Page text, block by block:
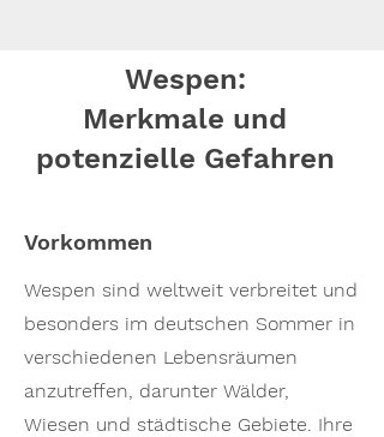
Wespen:
Merkmale und
potenzielle Gefahren
Vorkommen
Wespen sind weltweit verbreitet und
besonders im deutschen Sommer in
verschiedenen Lebensräumen
anzutreffen, darunter Wälder,
Wiesen und städtische Gebiete. Ihre